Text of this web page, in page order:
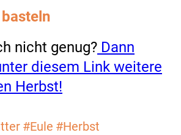
nicht genug? Dann
diesem Link weitere
Herbst!
#Eule #Herbst